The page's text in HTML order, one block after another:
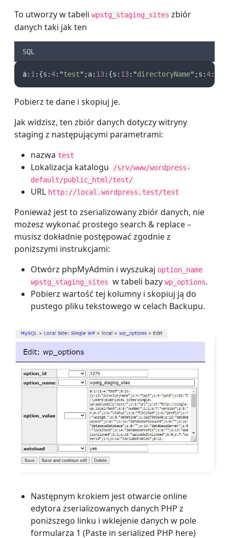
To utworzy w tabeli wpstg_staging_sites zbiór
danych taki jak ten
SQL
a: 1 :{s:4: "test" ;a: 13:{s: 13: "directoryName" ;s:4:
Pobierz te dane i skopiuj je.
Jak widzisz, ten zbiór danych dotyczy witryny
staging z następującymi parametrami:
nazwa test
Lokalizacja katalogu
/srv/www/wordpress-
default/public_html/test/
URL http://local.wordpress.test/test
Ponieważ jest to zserializowany zbiór danych, nie
możesz wykonać prostego search & replace –
musisz dokładnie postępować zgodnie z
poniższymi instrukcjami:
Otwórz phpMyAdmin i wyszukaj option_name
wpstg_staging_sites w tabeli bazy wp_options.
Pobierz wartość tej kolumny i skopiuj ją do
pustego pliku tekstowego w celach Backupu.
Następnym krokiem jest otwarcie online
edytora zserializowanych danych PHP z
poniższego linku i wklejenie danych w pole
formularza 1 (Paste in serialized PHP here)